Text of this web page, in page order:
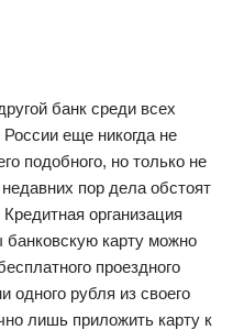
банк среди всех
еще никогда не
подобного, но только не
пор дела обстоят
организация
карту можно
проездного
одного рубля из своего
лишь приложить карту к